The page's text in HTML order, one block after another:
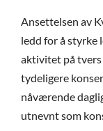
Ansettelsen av
ledd for å styrke
aktivitet på tvers
tydeligere
nåværende
utnevnt som